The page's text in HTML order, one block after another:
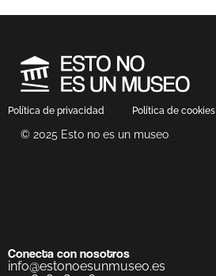
Política de privacidad Política de cookies
© 2025 Esto no es un museo
Conecta con nosotros
info@estonoesunmuseo.es